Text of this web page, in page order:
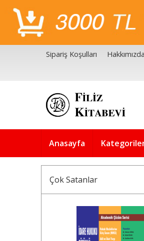
Sipariş Koşulları Hakkımızda
Anasayfa
Çok Satanlar